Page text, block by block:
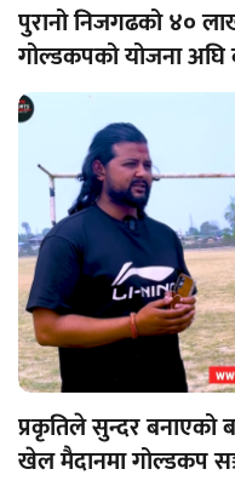
पुरानो निजगढको ४०
गोल्डकपको योजना अघि
प्रकृतिले सुन्दर बनाएको
खेल मैदानमा गोल्डकप